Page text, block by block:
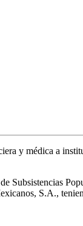
y médica a
S.A.,